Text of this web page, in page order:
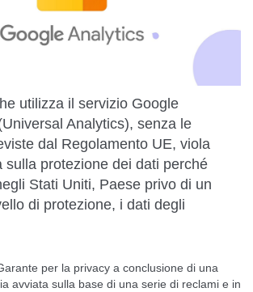
utilizza il servizio Google
Analytics), senza le
dal Regolamento UE, viola
sulla protezione dei dati perché
Stati Uniti, Paese privo di un
di protezione, i dati degli
per la privacy a conclusione di una
avviata sulla base di una serie di reclami e in